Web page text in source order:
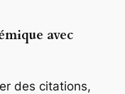
avec
des citations,